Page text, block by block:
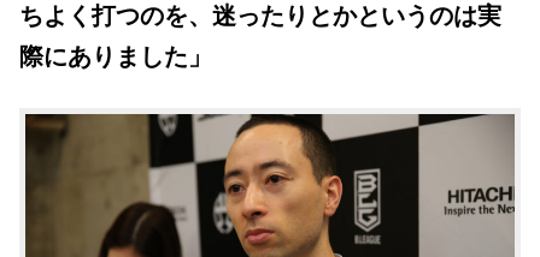
ちよく打つのを、迷ったりとかというのは実
際にありました」